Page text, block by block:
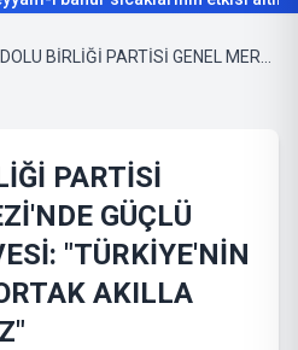
PARTİSİ
GÜÇLÜ
"TÜRKİYE'NİN
AKILLA